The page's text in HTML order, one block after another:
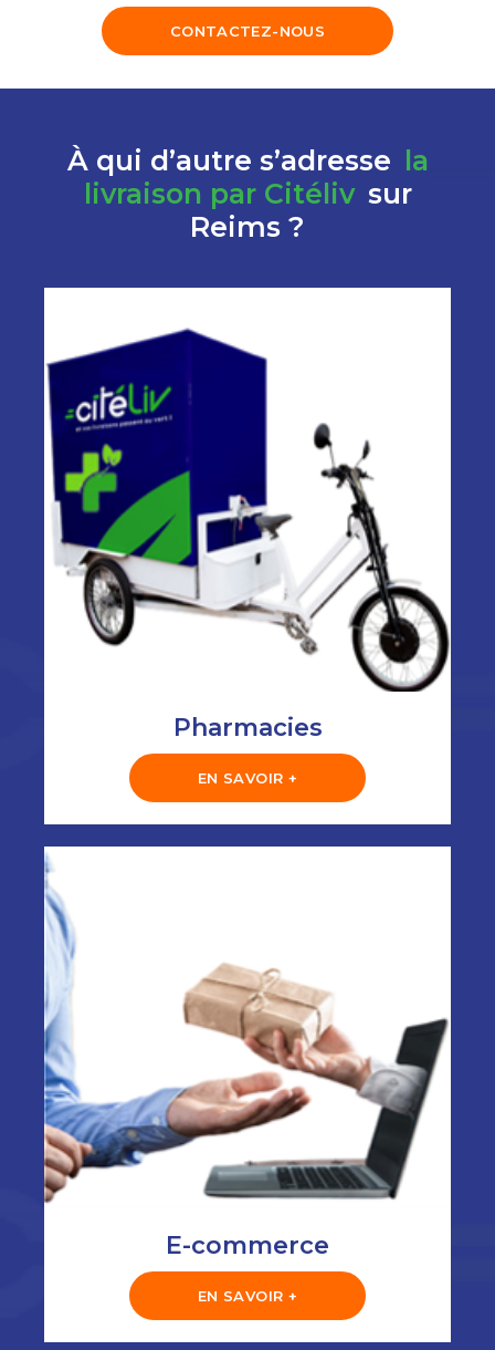
CONTACTEZ-NOUS
À qui d’autre s’adresse la
livraison par Citéliv sur
Reims ?
Pharmacies
EN SAVOIR +
E-commerce
EN SAVOIR +